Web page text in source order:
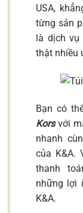
USA,
từng sản
là dịch
thật nhiều
Bạn có
Korsvới
nhanh
của K&A.
thanh
những lợi
K&A.